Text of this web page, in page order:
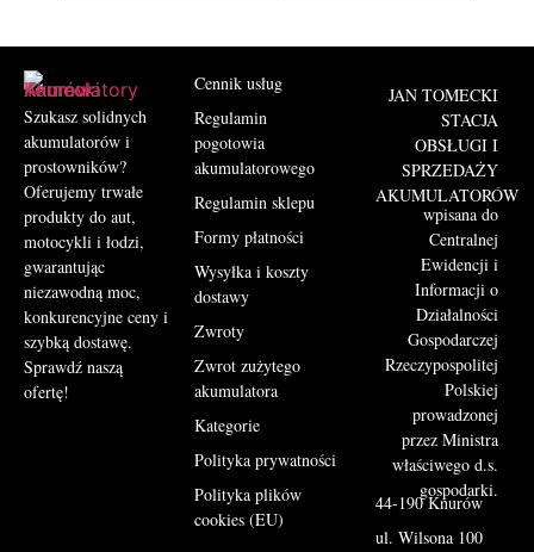
Szukasz solidnych
akumulatorów i
prostowników?
Oferujemy trwałe
produkty do aut,
motocykli i łodzi,
gwarantując
niezawodną moc,
konkurencyjne ceny i
szybką dostawę.
Sprawdź naszą
ofertę!
Cennik usług
Regulamin
pogotowia
akumulatorowego
Regulamin sklepu
Formy płatności
Wysyłka i koszty
dostawy
Zwroty
Zwrot zużytego
akumulatora
Kategorie
Polityka prywatności
Polityka plików
cookies (EU)
JAN TOMECKI
STACJA
OBSŁUGI I
SPRZEDAŻY
AKUMULATORÓW
wpisana do
Centralnej
Ewidencji i
Informacji o
Działalności
Gospodarczej
Rzeczypospolitej
Polskiej
prowadzonej
przez Ministra
właściwego d.s.
gospodarki.
44-190 Knurów
ul. Wilsona 100